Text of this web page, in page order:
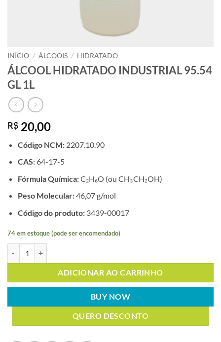
INÍCIO / ÁLCOOIS / HIDRATADO
ÁLCOOL HIDRATADO INDUSTRIAL 95.54
GL 1L
R$ 20,00
Código NCM:2207.10.90
CAS:64-17-5
Fórmula Química:C₂H₆O (ou CH₃CH₂OH)
Peso Molecular:46,07 g/mol
Código do produto:3439-00017
74 em estoque (pode ser encomendado)
ADICIONAR AO CARRINHO
BUY NOW
QUERO DESCONTO